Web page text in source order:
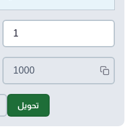
تحويل